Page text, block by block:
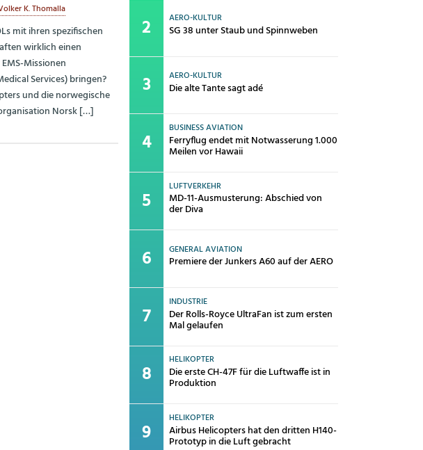
K. Thomalla
mit ihren spezifischen
wirklich einen
Missionen
Services) bringen?
und die norwegische
Norsk […]
AERO-KULTUR
SG 38 unter Staub und Spinnweben
AERO-KULTUR
Die alte Tante sagt adé
BUSINESS AVIATION
Ferryflug endet mit Notwasserung 1.000
Meilen vor Hawaii
LUFTVERKEHR
MD-11-Ausmusterung: Abschied von
der Diva
GENERAL AVIATION
Premiere der Junkers A60 auf der AERO
INDUSTRIE
Der Rolls-Royce UltraFan ist zum ersten
Mal gelaufen
HELIKOPTER
Die erste CH-47F für die Luftwaffe ist in
Produktion
HELIKOPTER
Airbus Helicopters hat den dritten H140-
Prototyp in die Luft gebracht